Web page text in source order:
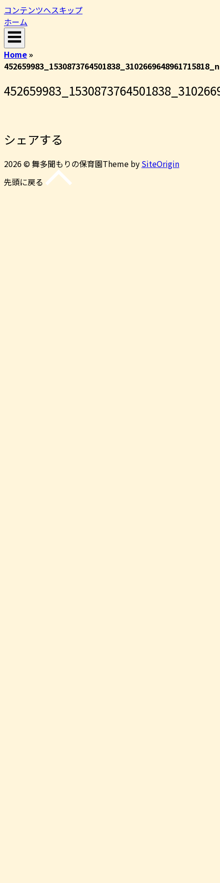
コンテンツへスキップ
ホーム
Home»
452659983_1530873764501838_3102669648961715818_n
シェアする
2026 © 舞多聞もりの保育園Theme by SiteOrigin
先頭に戻る